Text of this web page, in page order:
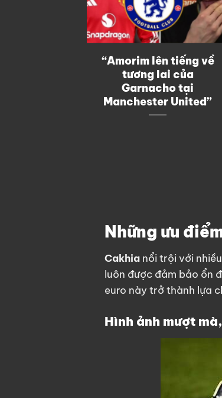
“Amorim lên tiếng về
tương lai của
Garnacho tại
Manchester United”
Những ưu
Cakhia nổi trội với
luôn được đảm bảo ổn
euro này trở thành lựa
Hình ảnh mượt